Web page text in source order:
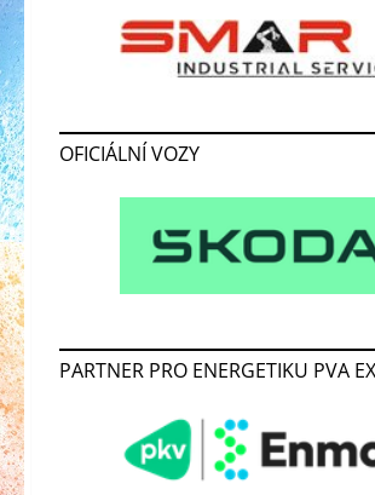
OFICIÁLNÍ VOZY
PARTNER PRO ENERGETIKU PVA